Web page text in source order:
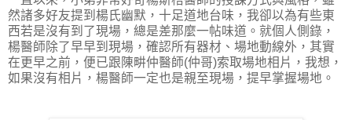
然諸多好友提到楊氏幽默，十足道地台味，我卻以為有些東
西若是沒有到了現場，總是差那麼一帖味道。就個人側錄，
楊醫師除了早早到現場，確認所有器材、場地動線外，其實
在更早之前，便已跟陳畊仲醫師(仲哥)索取場地相片，我想，
如果沒有相片，楊醫師一定也是親至現場，提早掌握場地。